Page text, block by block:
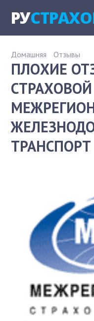
РУ
Домашняя Отзывы
ПЛОХИЕ